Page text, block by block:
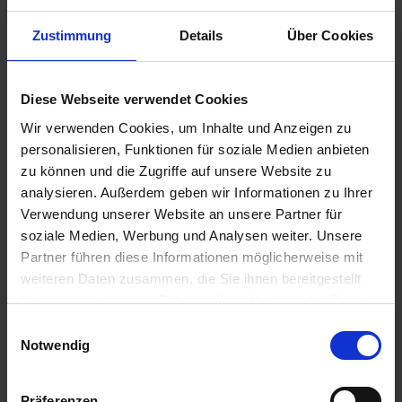
Zustimmung Details Über Cookies
Diese Webseite verwendet Cookies
Wir verwenden Cookies, um Inhalte und Anzeigen zu
personalisieren, Funktionen für soziale Medien anbieten
zu können und die Zugriffe auf unsere Website zu
analysieren. Außerdem geben wir Informationen zu Ihrer
Verwendung unserer Website an unsere Partner für
soziale Medien, Werbung und Analysen weiter. Unsere
Partner führen diese Informationen möglicherweise mit
weiteren Daten zusammen, die Sie ihnen bereitgestellt
haben oder die sie im Rahmen Ihrer Nutzung der Dienste
Notwendig
DPD, GLS oder Hellmann:
Versandbestätigung, in der wir Ihnen Ihre
Sendungsnummer zur Nachverfolgung der Pakete
mitteilen.
6. Auslieferung der
Pakete/Paletten zu Ihnen auf
den Betrieb: